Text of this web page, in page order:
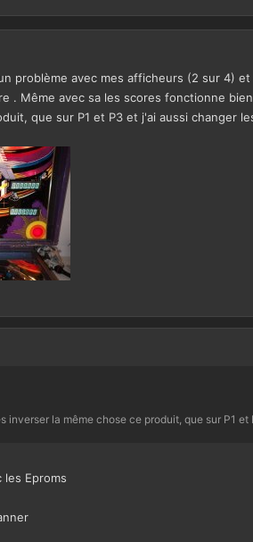
problème avec mes afficheurs (2 sur 4)
. Même avec sa les scores fonctionne
que sur P1 et P3 et j'ai aussi changer
inverser la même chose ce produit, que sur P1
les Eproms